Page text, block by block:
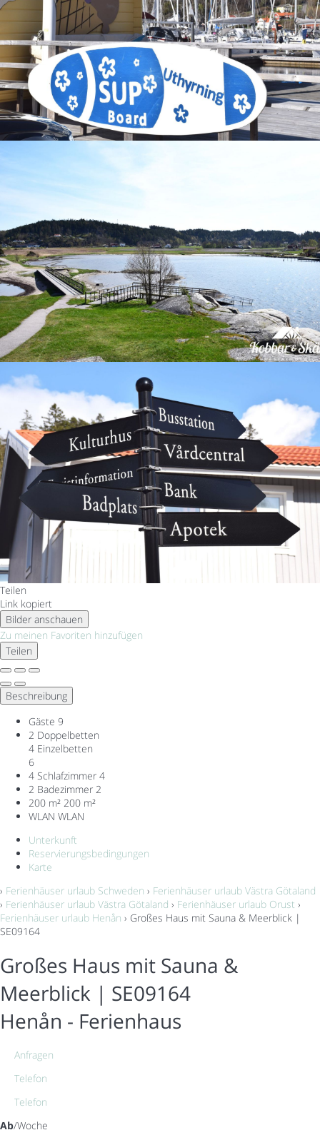
Teilen
Link kopiert
Bilder anschauen
Zu meinen Favoriten hinzufügen
Teilen
Beschreibung
Gäste 9
2 Doppelbetten
4 Einzelbetten
6
4 Schlafzimmer 4
2 Badezimmer 2
200 m² 200 m²
WLAN WLAN
Unterkunft
Reservierungsbedingungen
Karte
› Ferienhäuser urlaub Schweden › Ferienhäuser urlaub Västra Götaland
› Ferienhäuser urlaub Västra Götaland › Ferienhäuser urlaub Orust ›
Ferienhäuser urlaub Henån › Großes Haus mit Sauna & Meerblick |
SE09164
Großes Haus mit Sauna &
Meerblick | SE09164
Henån - Ferienhaus
Anfragen
Telefon
Telefon
Ab/Woche